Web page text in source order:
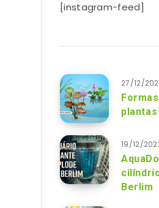
[instagram-feed]
27/12/
19/12/
Berlim